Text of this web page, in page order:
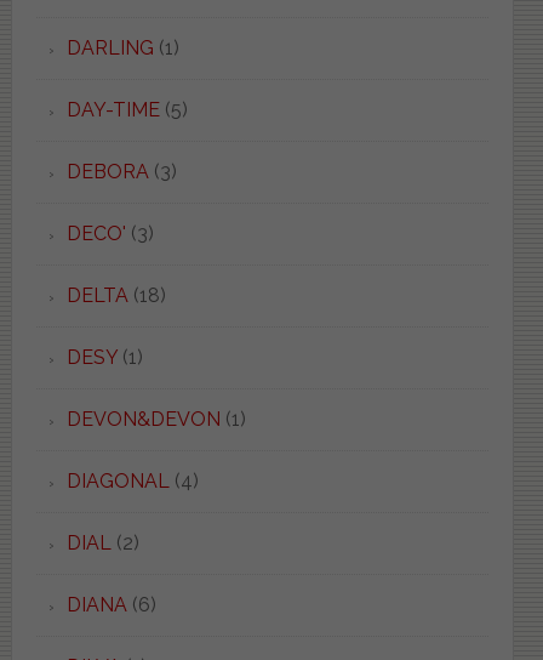
DARLING (1)
DAY-TIME(5)
DEBORA(3)
DECO' (3)
DELTA(18)
DESY(1)
DEVON&DEVON (1)
DIAGONAL(4)
DIAL(2)
DIANA(6)